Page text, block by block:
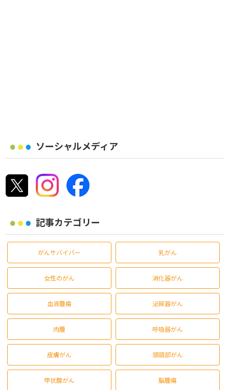
ソーシャルメディア
記事カテゴリー
がんサバイバー 乳がん
女性のがん 消化器がん
血液腫瘍 泌尿器がん
肉腫 呼吸器がん
皮膚がん 頭頸部がん
甲状腺がん 脳腫瘍